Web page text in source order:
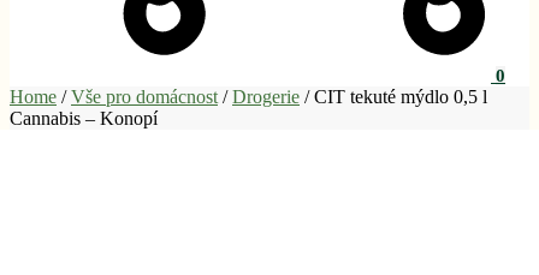
0
Home /Vše pro domácnost /Drogerie /CIT tekuté mýdlo 0,5 l
Cannabis – Konopí